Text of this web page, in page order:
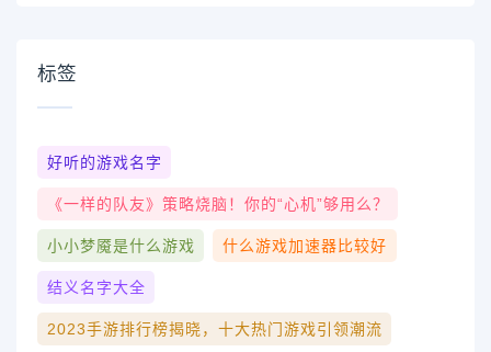
标签
好听的游戏名字
《一样的队友》策略烧脑！你的“心机”够用么？
小小梦魇是什么游戏 什么游戏加速器比较好
结义名字大全
2023手游排行榜揭晓，十大热门游戏引领潮流